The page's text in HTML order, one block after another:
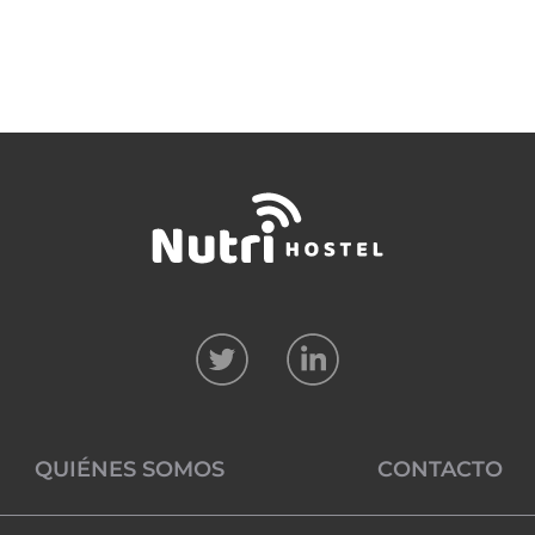
QUIÉNES SOMOS CONTACTO